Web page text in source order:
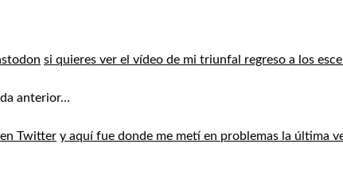
si quieres ver el vídeo de mi triunfal regreso a los
anterior…
Twitter y aquí fue donde me metí en problemas la última